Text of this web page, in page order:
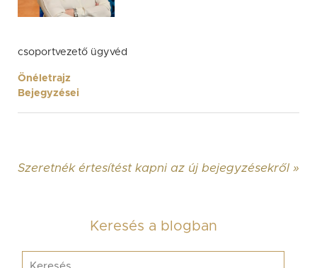
csoportvezető ügyvéd
Önéletrajz
Bejegyzései
Szeretnék értesítést kapni az új bejegyzésekről »
Keresés a blogban